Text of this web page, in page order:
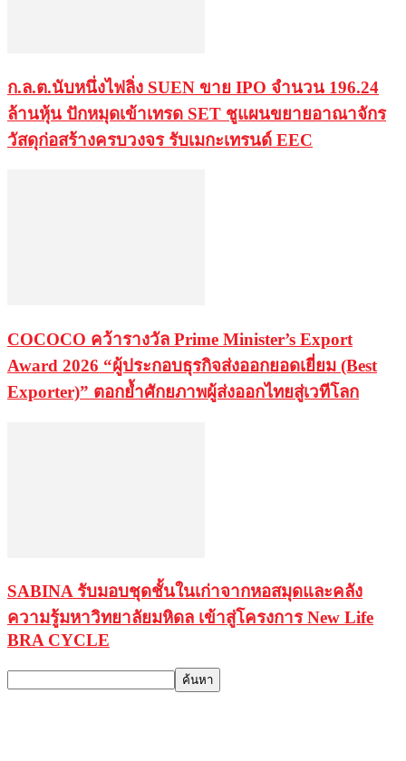
ก.ล.ต.นับหนึ่งไฟลิ่ง SUEN ขาย IPO จำนวน 196.24
ล้านหุ้น ปักหมุดเข้าเทรด SET ชูแผนขยายอาณาจักร
วัสดุก่อสร้างครบวงจร รับเมกะเทรนด์ EEC
COCOCO คว้ารางวัล Prime Minister’s Export
Award 2026 “ผู้ประกอบธุรกิจส่งออกยอดเยี่ยม (Best
Exporter)” ตอกย้ำศักยภาพผู้ส่งออกไทยสู่เวทีโลก
SABINA รับมอบชุดชั้นในเก่าจากหอสมุดและคลัง
ความรู้มหาวิทยาลัยมหิดล เข้าสู่โครงการ New Life
BRA CYCLE